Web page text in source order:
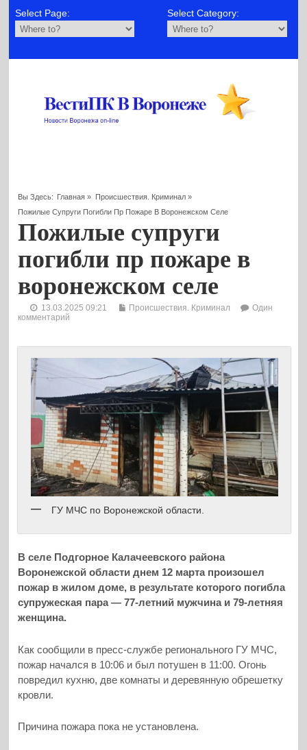
Select Page: Select Category:
Вы Здесь: Главная » Происшествия. Криминал»
Пожилые Супруги Погибли Пр Пожаре В Воронежском Селе
Пожилые супруги
погибли пр пожаре в
воронежском селе
13.03.2025 09:21 Происшествия. Криминал
Один
комментарий
ГУ МЧС по Воронежской области.
В селе Подгорное Калачеевского района
Воронежской области днем 12 марта произошел
пожар в жилом доме, в результате которого погибла
супружеская пара — 77-летний мужчина и 79-летняя
женщина.
Как сообщили в пресс-службе регионального ГУ МЧС,
пожар начался в 10:06 и был потушен в 11:00. Огонь
повредил кухню, две комнаты и деревянную обрешетку
кровли.
Причина пожара пока не установлена.